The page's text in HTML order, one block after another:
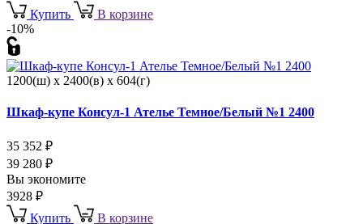
Купить
В корзине
-10%
1200(ш) x 2400(в) x 604(г)
Шкаф-купе Консул-1 Ателье Темное/Белый №1 2400
35 352 ₽
39 280 ₽
Вы экономите
3928 ₽
Купить
В корзине